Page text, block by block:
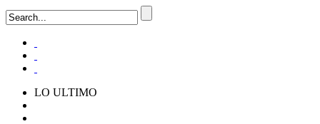
LO ULTIMO